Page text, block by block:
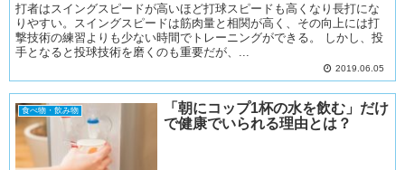
打者はスイングスピードが高いほど打球スピードも高くなり長打にな
りやすい。スイングスピードは筋肉量と相関が高く、その向上には打
撃技術の練習よりも少ない時間でトレーニングができる。 しかし、投
手となると投球技術を磨くのも重要だが、...
2019.06.05
食べ物・飲み物
「朝にコップ1杯の水を飲む」だけ
で健康でいられる理由とは？